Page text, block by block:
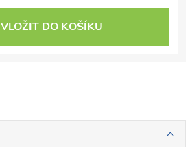
VLOŽIT DO KOŠÍKU